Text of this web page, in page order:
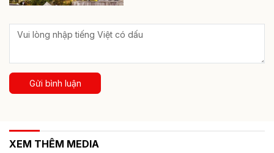
Gửi bình luận
XEM THÊM MEDIA